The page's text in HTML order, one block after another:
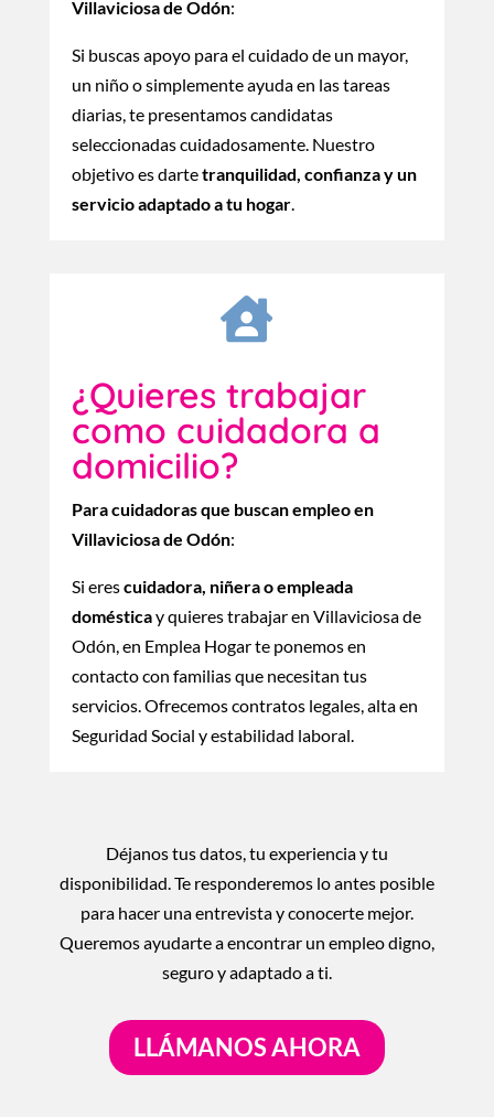
Villaviciosa de Odón:
Si buscas apoyo para el cuidado de un mayor,
un niño o simplemente ayuda en las tareas
diarias, te presentamos candidatas
seleccionadas cuidadosamente. Nuestro
objetivo es dartetranquilidad, confianza y un
servicio adaptado a tu hogar.

¿Quieres trabajar
como cuidadora a
domicilio?
Para cuidadoras que buscan empleo en
Villaviciosa de Odón:
Si erescuidadora, niñera o empleada
domésticay quieres trabajar en Villaviciosa de
Odón, en Emplea Hogar te ponemos en
contacto con familias que necesitan tus
servicios. Ofrecemos contratos legales, alta en
Seguridad Social y estabilidad laboral.
Déjanos tus datos, tu experiencia y tu
disponibilidad. Te responderemos lo antes posible
para hacer una entrevista y conocerte mejor.
Queremos ayudarte a encontrar un empleo digno,
seguro y adaptado a ti.
LLÁMANOS AHORA